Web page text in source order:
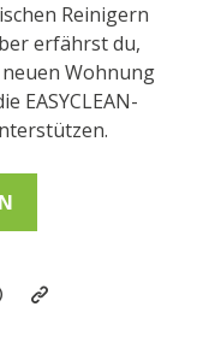
Reinigern
erfährst du,
Wohnung
EASYCLEAN-